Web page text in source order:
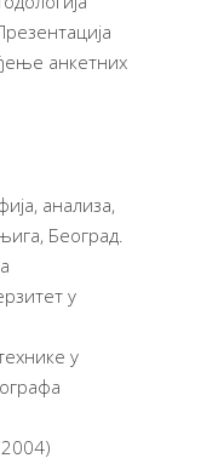
анкетних
анализа,
Београд.
у
у